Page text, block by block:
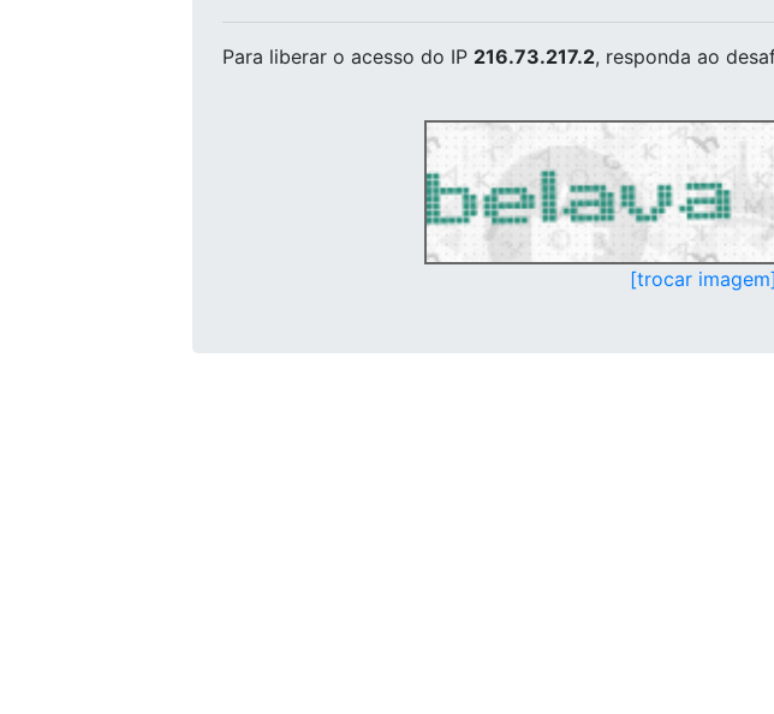
Para liberar o acesso do IP 216.73.217.2, responda ao
[trocar imagem]